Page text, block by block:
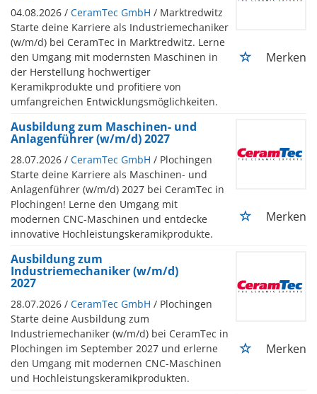
04.08.2026 / CeramTec GmbH / Marktredwitz
Starte deine Karriere als Industriemechaniker
(w/m/d) bei CeramTec in Marktredwitz. Lerne
den Umgang mit modernsten Maschinen in
der Herstellung hochwertiger
Keramikprodukte und profitiere von
umfangreichen Entwicklungsmöglichkeiten.
Merken
Ausbildung zum Maschinen- und
Anlagenführer (w/m/d) 2027
28.07.2026 / CeramTec GmbH / Plochingen
Starte deine Karriere als Maschinen- und
Anlagenführer (w/m/d) 2027 bei CeramTec in
Plochingen! Lerne den Umgang mit
modernen CNC-Maschinen und entdecke
innovative Hochleistungskeramikprodukte.
Merken
Ausbildung zum
Industriemechaniker (w/m/d)
2027
28.07.2026 / CeramTec GmbH / Plochingen
Starte deine Ausbildung zum
Industriemechaniker (w/m/d) bei CeramTec in
Plochingen im September 2027 und erlerne
den Umgang mit modernen CNC-Maschinen
und Hochleistungskeramikprodukten.
Merken